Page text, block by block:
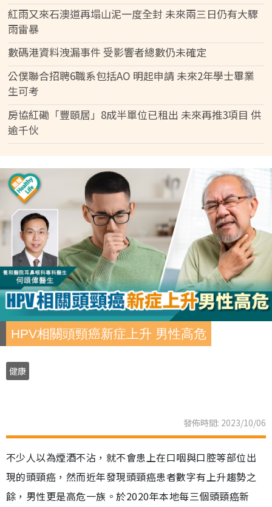
紅雨又來石澳道再塌山泥一度全封 未來兩三日仍有大驟
雨雷暴
數碼港資料洩漏事件 受影響者總數仍未確定
公僕聯合招聘6職系包括AO 明起申請 未來2年學士畢業
生可考
房協紅磡「豐頤居」8成半單位已租出 未來再推3項目 供
逾千伙
HPV相關頭頸癌新症上升 男性高危
健康
發佈時間: 2023/10/06
不少人以為煙酒不沾，就不會患上在口咽與口腔等部位出
現的頭頸癌，然而近年發現頭頸癌患者數字有上升趨勢之
餘，男性更是高危一族。於2020年本地每三個頭頸癌新